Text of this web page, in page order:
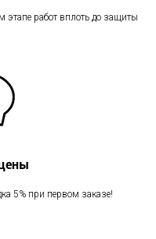
этапе работ вплоть до защиты
5% при первом заказе!